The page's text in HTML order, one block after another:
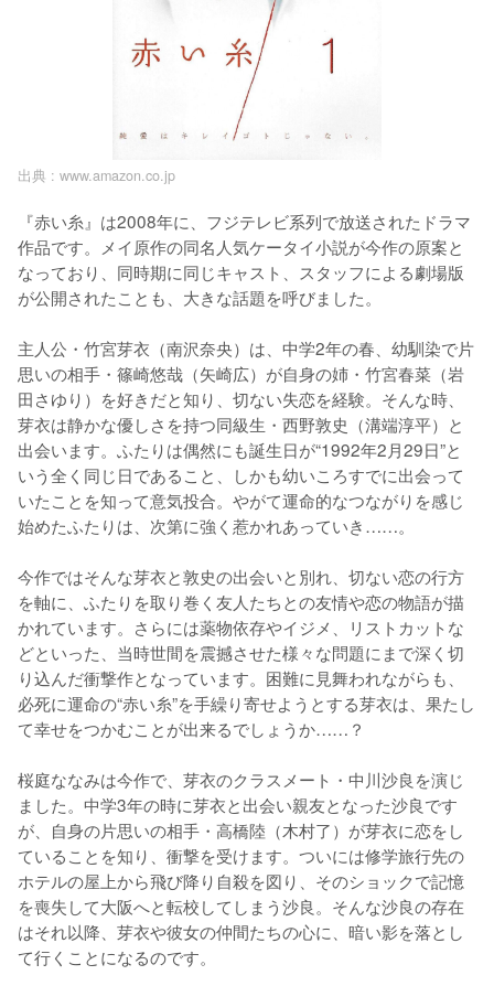
出典 : www.amazon.co.jp
『赤い糸』は2008年に、フジテレビ系列で放送されたドラマ
作品です。メイ原作の同名人気ケータイ小説が今作の原案と
なっており、同時期に同じキャスト、スタッフによる劇場版
が公開されたことも、大きな話題を呼びました。
主人公・竹宮芽衣（南沢奈央）は、中学2年の春、幼馴染で片
思いの相手・篠崎悠哉（矢崎広）が自身の姉・竹宮春菜（岩
田さゆり）を好きだと知り、切ない失恋を経験。そんな時、
芽衣は静かな優しさを持つ同級生・西野敦史（溝端淳平）と
出会います。ふたりは偶然にも誕生日が“1992年2月29日”と
いう全く同じ日であること、しかも幼いころすでに出会って
いたことを知って意気投合。やがて運命的なつながりを感じ
始めたふたりは、次第に強く惹かれあっていき……。
今作ではそんな芽衣と敦史の出会いと別れ、切ない恋の行方
を軸に、ふたりを取り巻く友人たちとの友情や恋の物語が描
かれています。さらには薬物依存やイジメ、リストカットな
どといった、当時世間を震撼させた様々な問題にまで深く切
り込んだ衝撃作となっています。困難に見舞われながらも、
必死に運命の“赤い糸”を手繰り寄せようとする芽衣は、果たし
て幸せをつかむことが出来るでしょうか……？
桜庭ななみは今作で、芽衣のクラスメート・中川沙良を演じ
ました。中学3年の時に芽衣と出会い親友となった沙良です
が、自身の片思いの相手・高橋陸（木村了）が芽衣に恋をし
ていることを知り、衝撃を受けます。ついには修学旅行先の
ホテルの屋上から飛び降り自殺を図り、そのショックで記憶
を喪失して大阪へと転校してしまう沙良。そんな沙良の存在
はそれ以降、芽衣や彼女の仲間たちの心に、暗い影を落とし
て行くことになるのです。